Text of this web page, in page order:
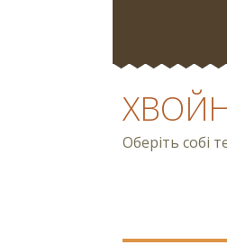
Оберіть собі